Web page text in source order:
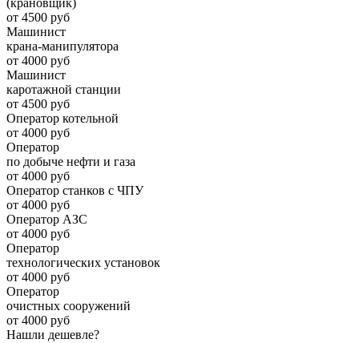
(крановщик)
от 4500 руб
Машинист
крана-манипулятора
от 4000 руб
Машинист
каротажной станции
от 4500 руб
Оператор котельной
от 4000 руб
Оператор
по добыче нефти и газа
от 4000 руб
Оператор станков с ЧПУ
от 4000 руб
Оператор АЗС
от 4000 руб
Оператор
технологических установок
от 4000 руб
Оператор
очистных сооружений
от 4000 руб
Нашли дешевле?